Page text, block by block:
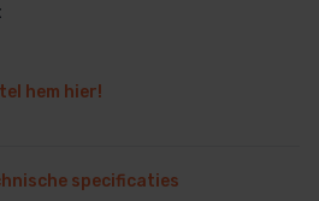
hem hier!
specificaties